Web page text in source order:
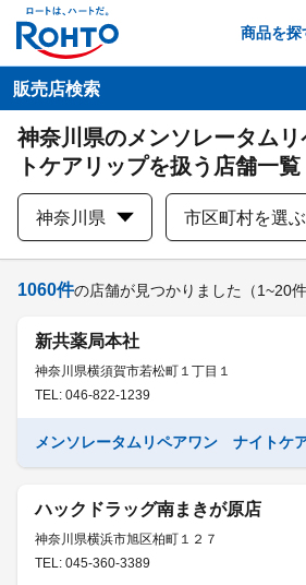
商品を探
販売店検索
神奈川県のメンソレータム
トケアリップを扱う店舗一覧
神奈川県 市区町村を選ぶ
1060件の店舗が見つかりました （1~20
新共薬局本社
神奈川県横須賀市若松町１丁目１
TEL: 046-822-1239
メンソレータムリペアワン ナイトケ
ハックドラッグ南まきが原店
神奈川県横浜市旭区柏町１２７
TEL: 045-360-3389